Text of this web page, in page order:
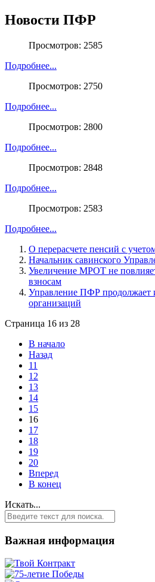
Новости ПФР
Просмотров: 2585
Подробнее...
Просмотров: 2750
Подробнее...
Просмотров: 2800
Подробнее...
Просмотров: 2848
Подробнее...
Просмотров: 2583
Подробнее...
О перерасчете пенсий с
Начальник савинского
Увеличение МРОТ не
взносам
Управление ПФР продолжает
организаций
Страница 16 из 28
В начало
Назад
11
12
13
14
15
16
17
18
19
20
Вперед
В конец
Искать...
Важная информация